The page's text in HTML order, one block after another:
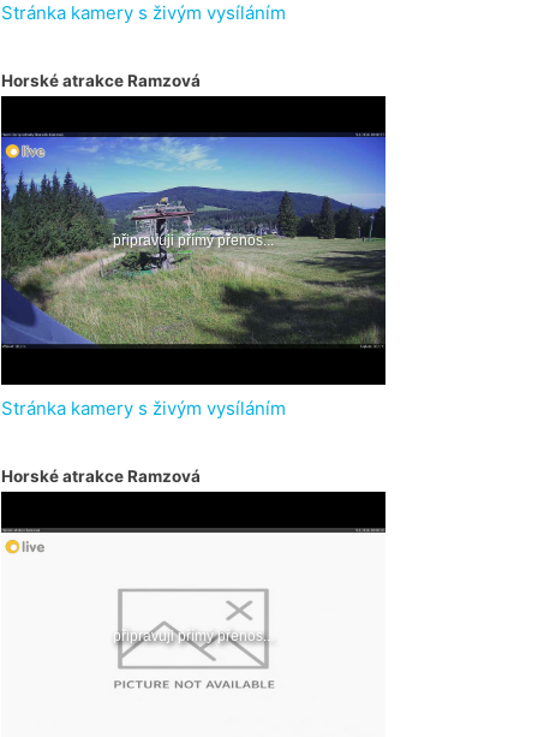
Stránka kamery s živým vysíláním
Horské atrakce Ramzová
Stránka kamery s živým vysíláním
Horské atrakce Ramzová